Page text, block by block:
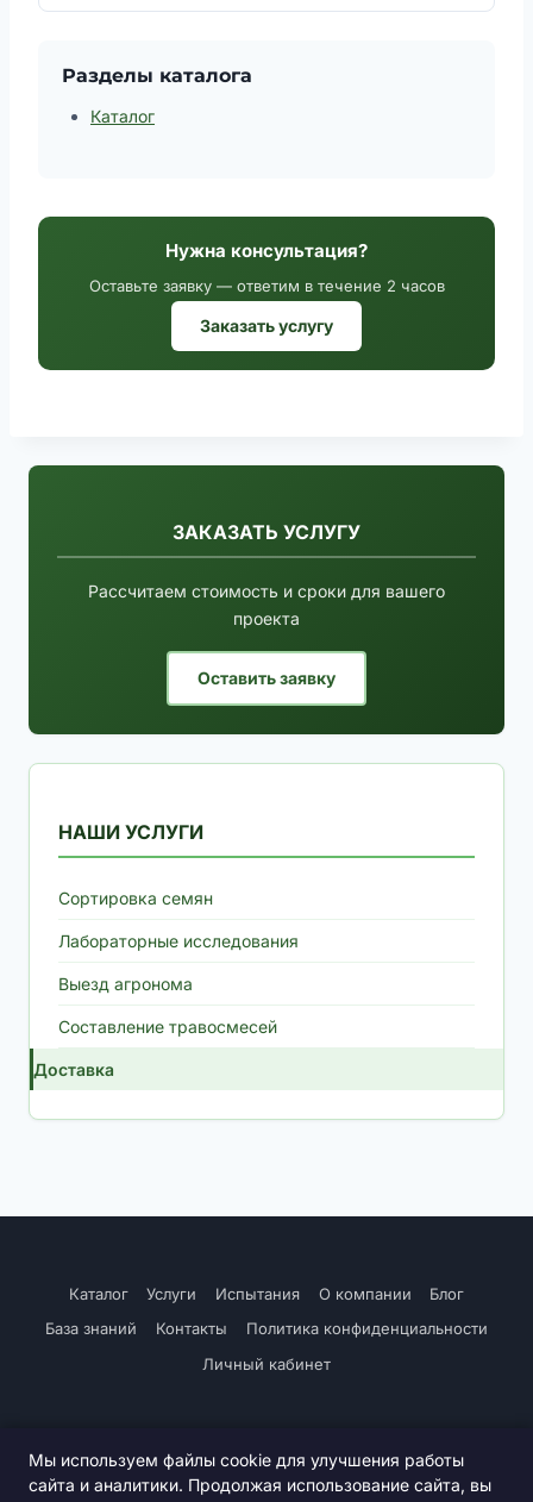
Разделы каталога
Каталог
Нужна консультация?
Оставьте заявку — ответим в течение 2 часов
Заказать услугу
ЗАКАЗАТЬ УСЛУГУ
Рассчитаем стоимость и сроки для вашего
проекта
Оставить заявку
НАШИ УСЛУГИ
Сортировка семян
Лабораторные исследования
Выезд агронома
Составление травосмесей
Доставка
Каталог Услуги Испытания О компании
Блог
База знаний
Контакты
Политика конфиденциальности
Личный кабинет
Мы используем файлы cookie для улучшения работы
сайта и аналитики. Продолжая использование сайта, вы